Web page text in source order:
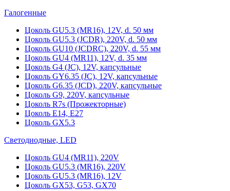
Галогенные
Цоколь GU5.3 (MR16), 12V, d. 50 мм
Цоколь GU5.3 (JCDR), 220V, d. 50 мм
Цоколь GU10 (JCDRC), 220V, d. 55 мм
Цоколь GU4 (MR11), 12V, d. 35 мм
Цоколь G4 (JC), 12V, капсульные
Цоколь GY6.35 (JC), 12V, капсульные
Цоколь G6.35 (JCD), 220V, капсульные
Цоколь G9, 220V, капсульные
Цоколь R7s (Прожекторные)
Цоколь E14, E27
Цоколь GX5.3
Светодиодные, LED
Цоколь GU4 (MR11), 220V
Цоколь GU5.3 (MR16), 220V
Цоколь GU5.3 (MR16), 12V
Цоколь GX53, G53, GX70